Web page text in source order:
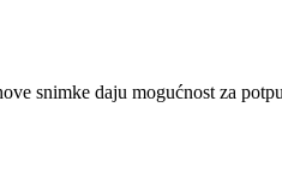
snimke daju mogućnost za